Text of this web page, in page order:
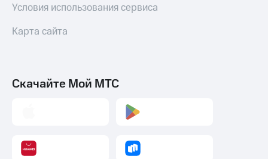
Условия использования сервиса
Карта сайта
Скачайте Мой МТС